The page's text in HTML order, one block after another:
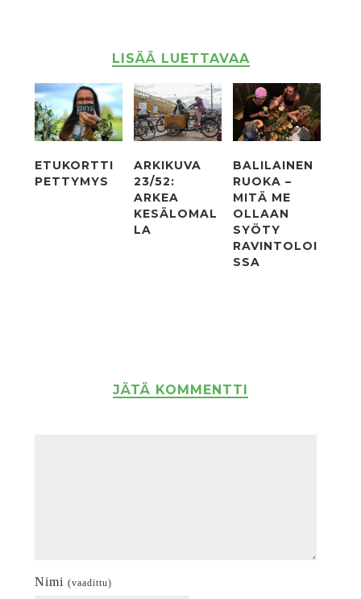
LISÄÄ LUETTAVAA
ETUKORTTI
PETTYMYS
ARKIKUVA
23/52:
ARKEA
KESÄLOMAL
LA
BALILAINEN
RUOKA –
MITÄ ME
OLLAAN
SYÖTY
RAVINTOLOI
SSA
JÄTÄ KOMMENTTI
Nimi (vaadittu)